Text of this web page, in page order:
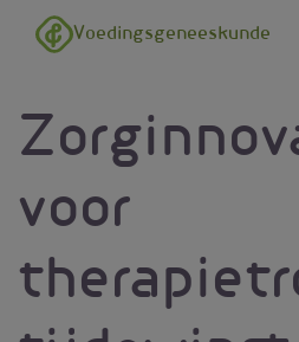
Overslaan en naar de inhoud gaan
Voedingsgeneeskunde
voor